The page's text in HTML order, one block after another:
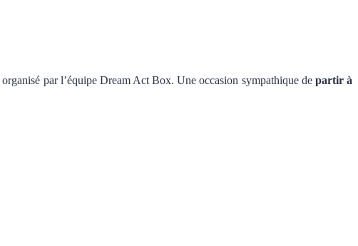
organisé par l’équipe Dream Act Box. Une occasion sympathique de partir à